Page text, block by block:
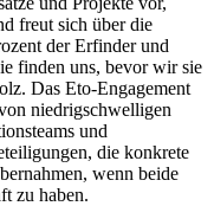
freut sich über die
der Erfinder und
finden uns, bevor wir sie
Das Eto-Engagement
niedrigschwelligen
und
die konkrete
wenn beide
zu haben.